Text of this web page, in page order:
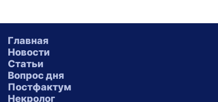
Главная
Новости
Статьи
Вопрос дня
Постфактум
Некролог